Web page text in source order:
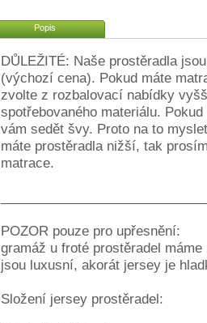
Popis
DŮLEŽITÉ: Naše prostěradla
(výchozí cena). Pokud máte
zvolte z rozbalovací nabídky
spotřebovaného materiálu.
vám sedět švy. Proto na to
máte prostěradla nižší, tak
matrace.
POZOR pouze pro upřesnění:
gramáž u froté prostěradel
jsou luxusní, akorát jersey je
Složení jersey prostěradel: